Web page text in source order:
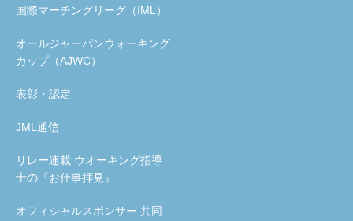
国際マーチングリーグ（IML）
オールジャーパンウォーキング
カップ（AJWC）
表彰・認定
JML通信
リレー連載 ウオーキング指導
士の『お仕事拝見』
オフィシャルスポンサー 共同